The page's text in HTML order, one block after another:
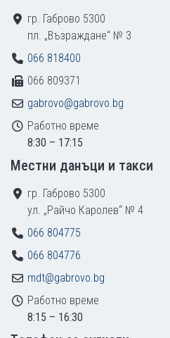
гр. Габрово 5300
пл. „Възраждане“ № 3
066 818400
066 809371
gabrovo@gabrovo.bg
Работно време
8:30 – 17:15
Местни данъци и такси
гр. Габрово 5300
ул. „Райчо Каролев“ № 4
066 804775
066 804776
mdt@gabrovo.bg
Работно време
8:15 – 16:30